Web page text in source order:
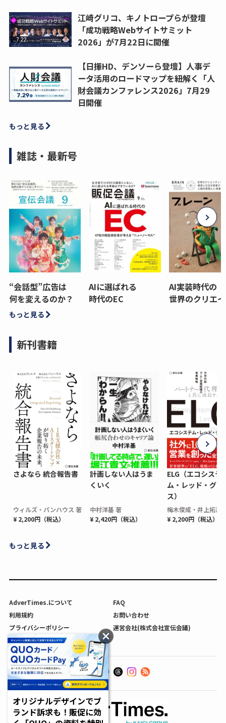
江崎グリコ、キノトロープらが登壇
「成功戦略Webサイトサミット
2026」が7月22日に開催
【日揮HD、デンソーら登壇】人事デ
ータ活用のロードマップを紐解く「人
財会議カンファレンス2026」7月29
日開催
もっと見る
雑誌・最新号
“会話型”広告は
何を変えるのか？
AIに選ばれる
時代のEC
AI実装時代の
世界のクリエ
もっと見る
新刊書籍
さよなら 統合報告書
ウィルズ・パンハウス 著
¥ 2,200円（税込）
計画しない人はうま
くいく
中村洋基 著
¥ 2,420円（税込）
ELG（エコシステ
ム・レッド・グロ
ス）
梅木俊成・井上拓海
¥ 2,200円（税込）
もっと見る
AdverTimes.について
FAQ
利用規約
お問い合わせ
プライバシーポリシー
運営会社(株式会社宣伝会議)
利用者情報の外部送信について
オリジナルデザインでブ
ランド訴求も！販促に効